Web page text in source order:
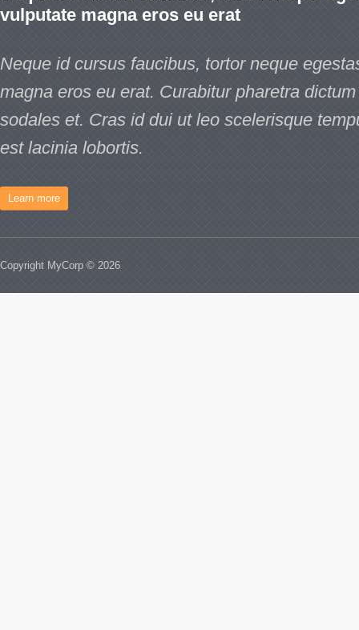
vulputate magna eros eu erat
Neque id cursus faucibus, tortor neque
magna eros eu erat. Curabitur pharetra
sodales et. Cras id dui ut leo scelerisque
est lacinia lobortis.
Learn more
Copyright MyCorp © 2026